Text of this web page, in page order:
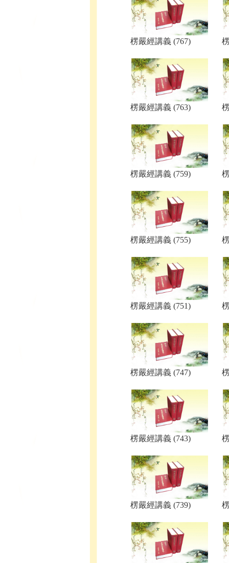
楞嚴經講義 (767)
楞嚴經講義 (763)
楞嚴經講義 (759)
楞嚴經講義 (755)
楞嚴經講義 (751)
楞嚴經講義 (747)
楞嚴經講義 (743)
楞嚴經講義 (739)